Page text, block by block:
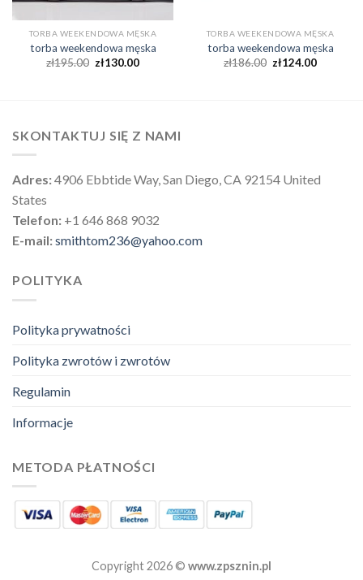
TORBA WEEKENDOWA MĘSKA
torba weekendowa męska
zł195.00 zł130.00
TORBA WEEKENDOWA MĘSKA
torba weekendowa męska
zł186.00 zł124.00
SKONTAKTUJ SIĘ Z NAMI
Adres:4906 Ebbtide Way, San Diego, CA 92154 United
States
Telefon: +1 646 868 9032
E-mail:smithtom236@yahoo.com
POLITYKA
Polityka prywatności
Polityka zwrotów i zwrotów
Regulamin
Informacje
METODA PŁATNOŚCI
Copyright 2026 © www.zpsznin.pl